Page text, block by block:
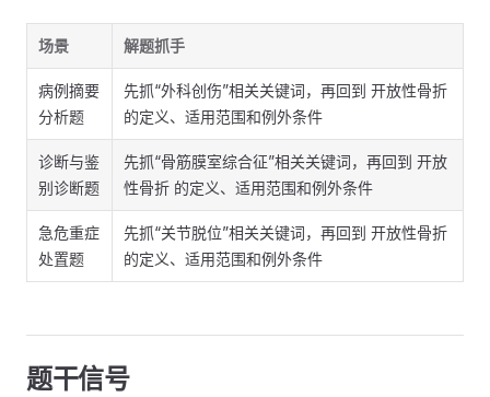
场景 解题抓手
病例摘要
分析题
先抓“外科创伤”相关关键词，再回到 开放性骨折
的定义、适用范围和例外条件
诊断与鉴
别诊断题
先抓“骨筋膜室综合征”相关关键词，再回到 开放
性骨折 的定义、适用范围和例外条件
急危重症
处置题
先抓“关节脱位”相关关键词，再回到 开放性骨折
的定义、适用范围和例外条件
题干信号